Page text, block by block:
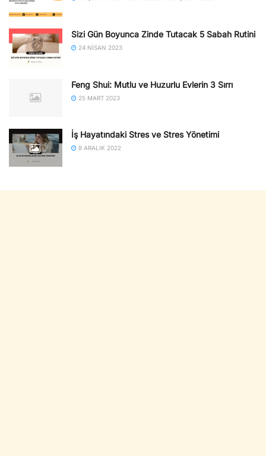
Sizi Gün Boyunca Zinde Tutacak 5 Sabah Rutini
24 NISAN 2023
Feng Shui: Mutlu ve Huzurlu Evlerin 3 Sırrı
25 MART 2023
İş Hayatındaki Stres ve Stres Yönetimi
8 ARALIK 2022